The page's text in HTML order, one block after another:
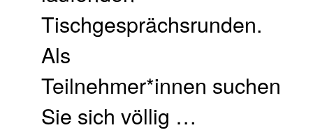
Tischgesprächsrunden.
Als
Teilnehmer*innen suchen
Sie sich völlig …